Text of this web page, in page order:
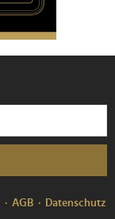
AGB
Datenschutz